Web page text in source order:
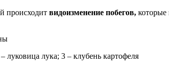
происходит видоизменение побегов,
лука; 3 – клубень картофеля